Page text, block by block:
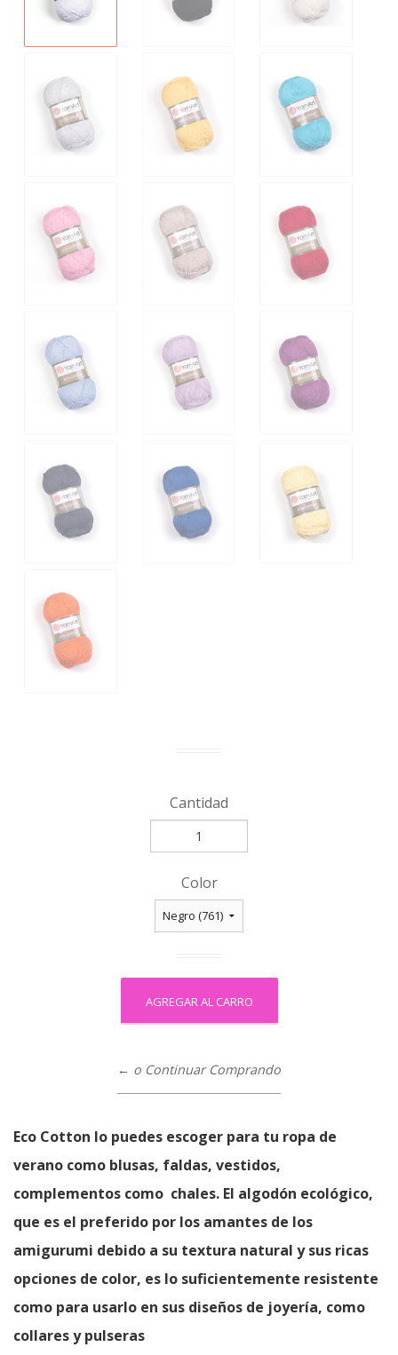
Cantidad
Color
← o Continuar Comprando
Eco Cotton lo puedes escoger para tu ropa de
verano como blusas, faldas, vestidos,
complementos como chales. El algodón ecológico,
que es el preferido por los amantes de los
amigurumi debido a su textura natural y sus ricas
opciones de color, es lo suficientemente resistente
como para usarlo en sus diseños de joyería, como
collares y pulseras